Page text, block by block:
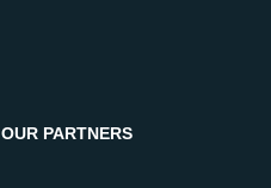
OUR PARTNERS